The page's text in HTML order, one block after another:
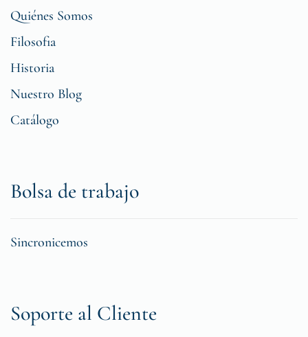
Quiénes Somos
Filosofia
Historia
Nuestro Blog
Catálogo
Bolsa de trabajo
Sincronicemos
Soporte al Cliente